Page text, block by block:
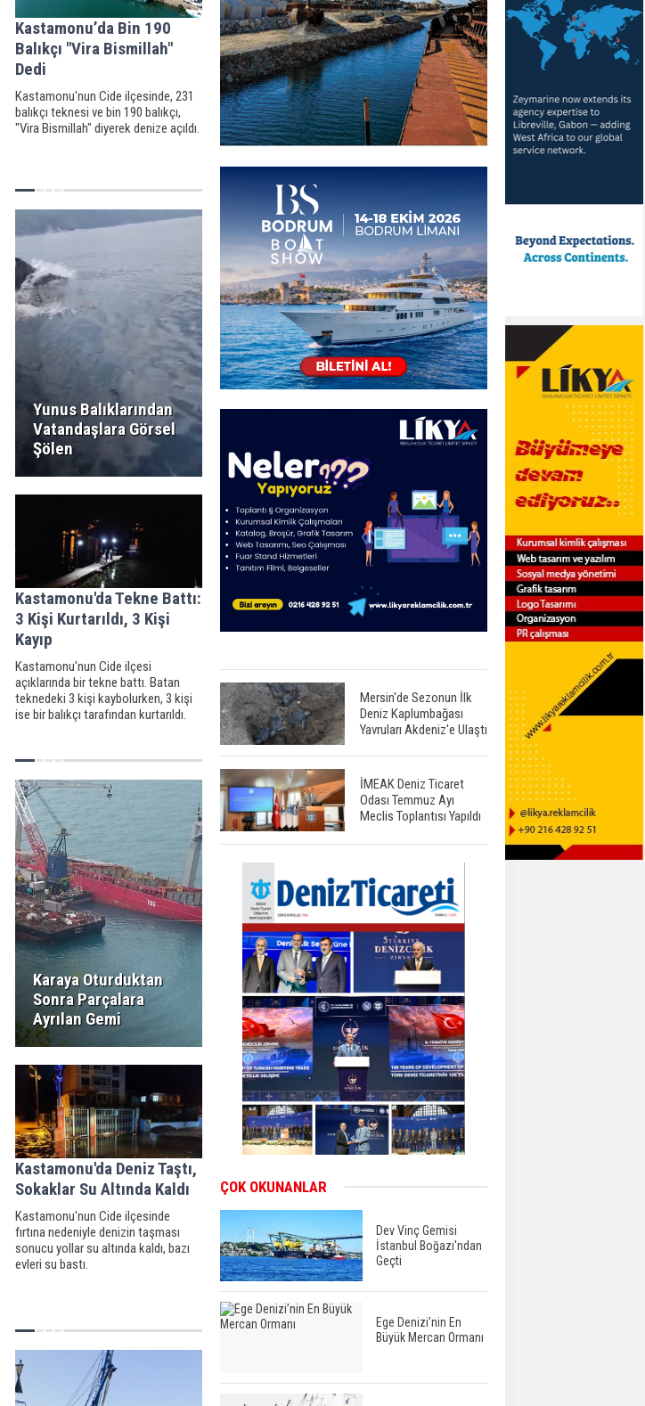
Kastamonu’da Bin 190
Balıkçı "Vira Bismillah"
Dedi
Kastamonu'nun Cide ilçesinde, 231
balıkçı teknesi ve bin 190 balıkçı,
"Vira Bismillah" diyerek denize açıldı.
Yunus Balıklarından
Vatandaşlara Görsel
Şölen
Kastamonu'da Tekne Battı:
3 Kişi Kurtarıldı, 3 Kişi
Kayıp
Kastamonu'nun Cide ilçesi
açıklarında bir tekne battı. Batan
teknedeki 3 kişi kaybolurken, 3 kişi
ise bir balıkçı tarafından kurtarıldı.
Karaya Oturduktan
Sonra Parçalara
Ayrılan Gemi
Kastamonu'da Deniz Taştı,
Sokaklar Su Altında Kaldı
Kastamonu'nun Cide ilçesinde
fırtına nedeniyle denizin taşması
sonucu yollar su altında kaldı, bazı
evleri su bastı.
Mersin'de Sezonun İlk
Deniz Kaplumbağası
Yavruları Akdeniz'e Ulaştı
İMEAK Deniz Ticaret
Odası Temmuz Ayı
Meclis Toplantısı Yapıldı
ÇOK OKUNANLAR
Dev Vinç Gemisi
İstanbul Boğazı'ndan
Geçti
Ege Denizi’nin En
Büyük Mercan Ormanı